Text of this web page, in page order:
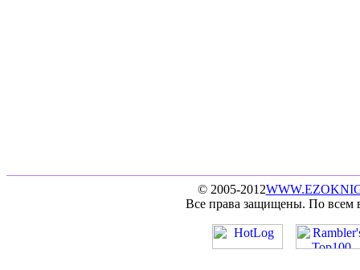
© 2005-2012
Все права защищены. По всем